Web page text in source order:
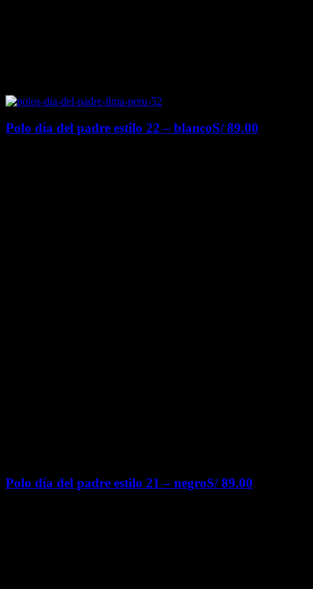
Polo día del padre estilo 22 – blancoS/89.00
Polo día del padre estilo 21 – negroS/89.00